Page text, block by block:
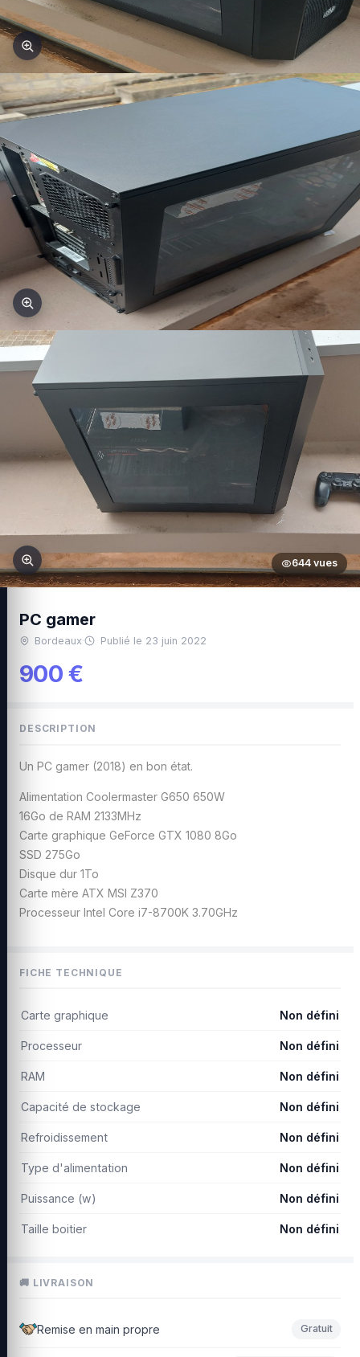
644 vues
DESCRIPTION
Un PC gamer (2018) en bon état.
Alimentation Coolermaster G650 650W
16Go de RAM 2133MHz
Carte graphique GeForce GTX 1080 8Go
SSD 275Go
Disque dur 1To
Carte mère ATX MSI Z370
Processeur Intel Core i7-8700K 3.70GHz
PC gamer
Bordeaux· Publié le 23 juin 2022
900 €
FICHE TECHNIQUE
Carte graphique Non défini
Processeur Non défini
RAM Non défini
Capacité de stockage Non défini
Refroidissement Non défini
Type d'alimentation Non défini
Puissance (w) Non défini
Taille boitier Non défini
🚚 LIVRAISON
Remise en main propre Gratuit